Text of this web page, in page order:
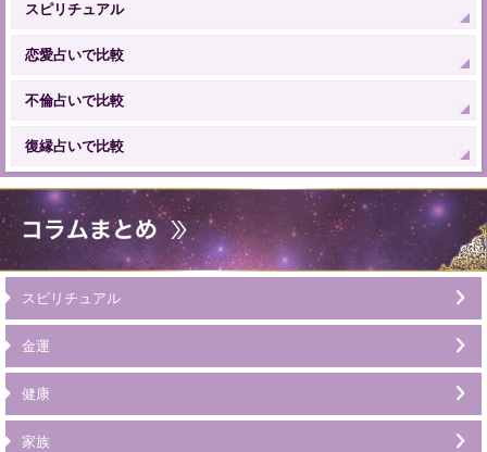
スピリチュアル
恋愛占いで比較
不倫占いで比較
復縁占いで比較
スピリチュアル
金運
健康
家族